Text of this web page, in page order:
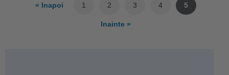
« Inapoi 1 2 3 4 5
Inainte »